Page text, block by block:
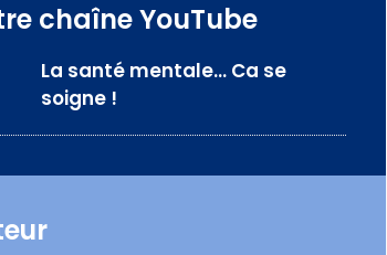
chaîne YouTube
La santé mentale… Ca se
soigne !